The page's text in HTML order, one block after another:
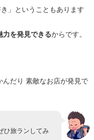
」ということもあります
力を発見できるからです。
だり 素敵なお店が発見で
ひ旅ランしてみ